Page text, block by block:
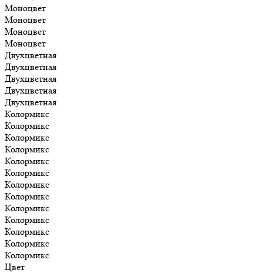
Моноцвет
Моноцвет
Моноцвет
Моноцвет
Двухцветная
Двухцветная
Двухцветная
Двухцветная
Двухцветная
Колормикс
Колормикс
Колормикс
Колормикс
Колормикс
Колормикс
Колормикс
Колормикс
Колормикс
Колормикс
Колормикс
Колормикс
Колормикс
Цвет